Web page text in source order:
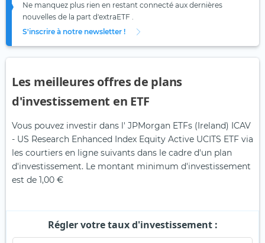
Ne manquez plus rien en restant connecté aux dernières
nouvelles de la part d'extraETF .
S'inscrire à notre newsletter !
Les meilleures offres de plans
d'investissement en ETF
Vous pouvez investir dans l' JPMorgan ETFs (Ireland) ICAV
- US Research Enhanced Index Equity Active UCITS ETF via
les courtiers en ligne suivants dans le cadre d'un plan
d'investissement. Le montant minimum d'investissement
est de 1,00 €
Régler votre taux d'investissement :